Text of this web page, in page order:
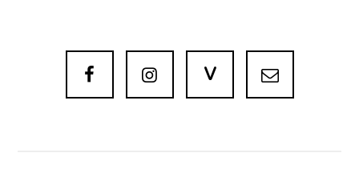
  V 